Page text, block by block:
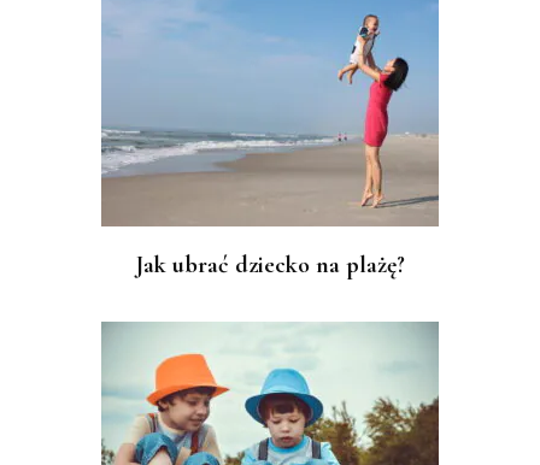
Jak ubrać dziecko na plażę?